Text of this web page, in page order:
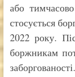
або
стосується
2022 року.
боржникам
заборгованості.